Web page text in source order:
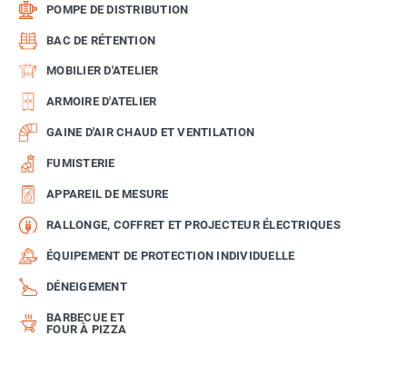
POMPE DE DISTRIBUTION
BAC DE RÉTENTION
MOBILIER D'ATELIER
ARMOIRE D'ATELIER
GAINE D'AIR CHAUD ET VENTILATION
FUMISTERIE
APPAREIL DE MESURE
RALLONGE, COFFRET ET PROJECTEUR ÉLECTRIQUES
ÉQUIPEMENT DE PROTECTION INDIVIDUELLE
DÉNEIGEMENT
BARBECUE ET
FOUR À PIZZA